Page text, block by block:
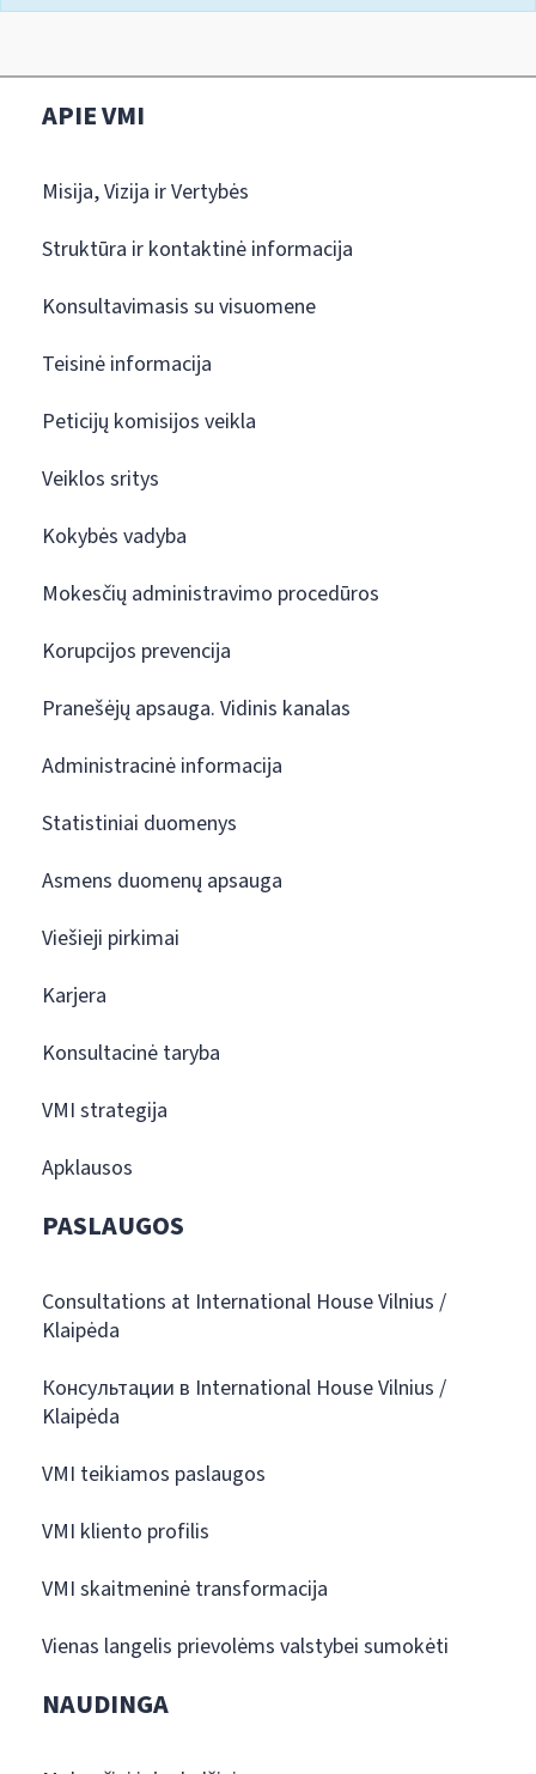
APIE VMI
Misija, Vizija ir Vertybės
Struktūra ir kontaktinė informacija
Konsultavimasis su visuomene
Teisinė informacija
Peticijų komisijos veikla
Veiklos sritys
Kokybės vadyba
Mokesčių administravimo procedūros
Korupcijos prevencija
Pranešėjų apsauga. Vidinis kanalas
Administracinė informacija
Statistiniai duomenys
Asmens duomenų apsauga
Viešieji pirkimai
Karjera
Konsultacinė taryba
VMI strategija
Apklausos
PASLAUGOS
Consultations at International House Vilnius /
Klaipėda
Консультации в International House Vilnius /
Klaipėda
VMI teikiamos paslaugos
VMI kliento profilis
VMI skaitmeninė transformacija
Vienas langelis prievolėms valstybei sumokėti
NAUDINGA